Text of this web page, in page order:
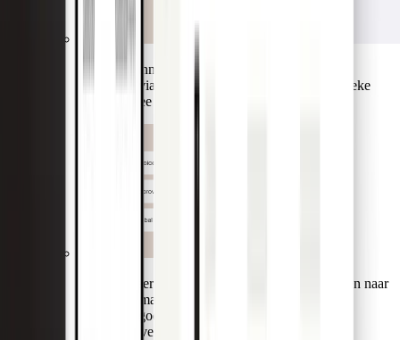
Klanten kunnen hun kaarten veilig opslaan en
gebruiken via Google Pay of Apple Pay. De fysieke
portemonnee kan veilig thuisblijven.
Transformeer ingewikkelde handmatige processen naar
een geautomatiseerd verloop. Leg facturen vast,
stroomlijn goedkeuringen en voer wereldwijde
betalingen veilig uit.